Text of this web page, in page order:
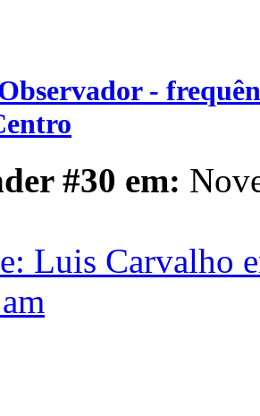
-
#30 em:
Luis Carvalho